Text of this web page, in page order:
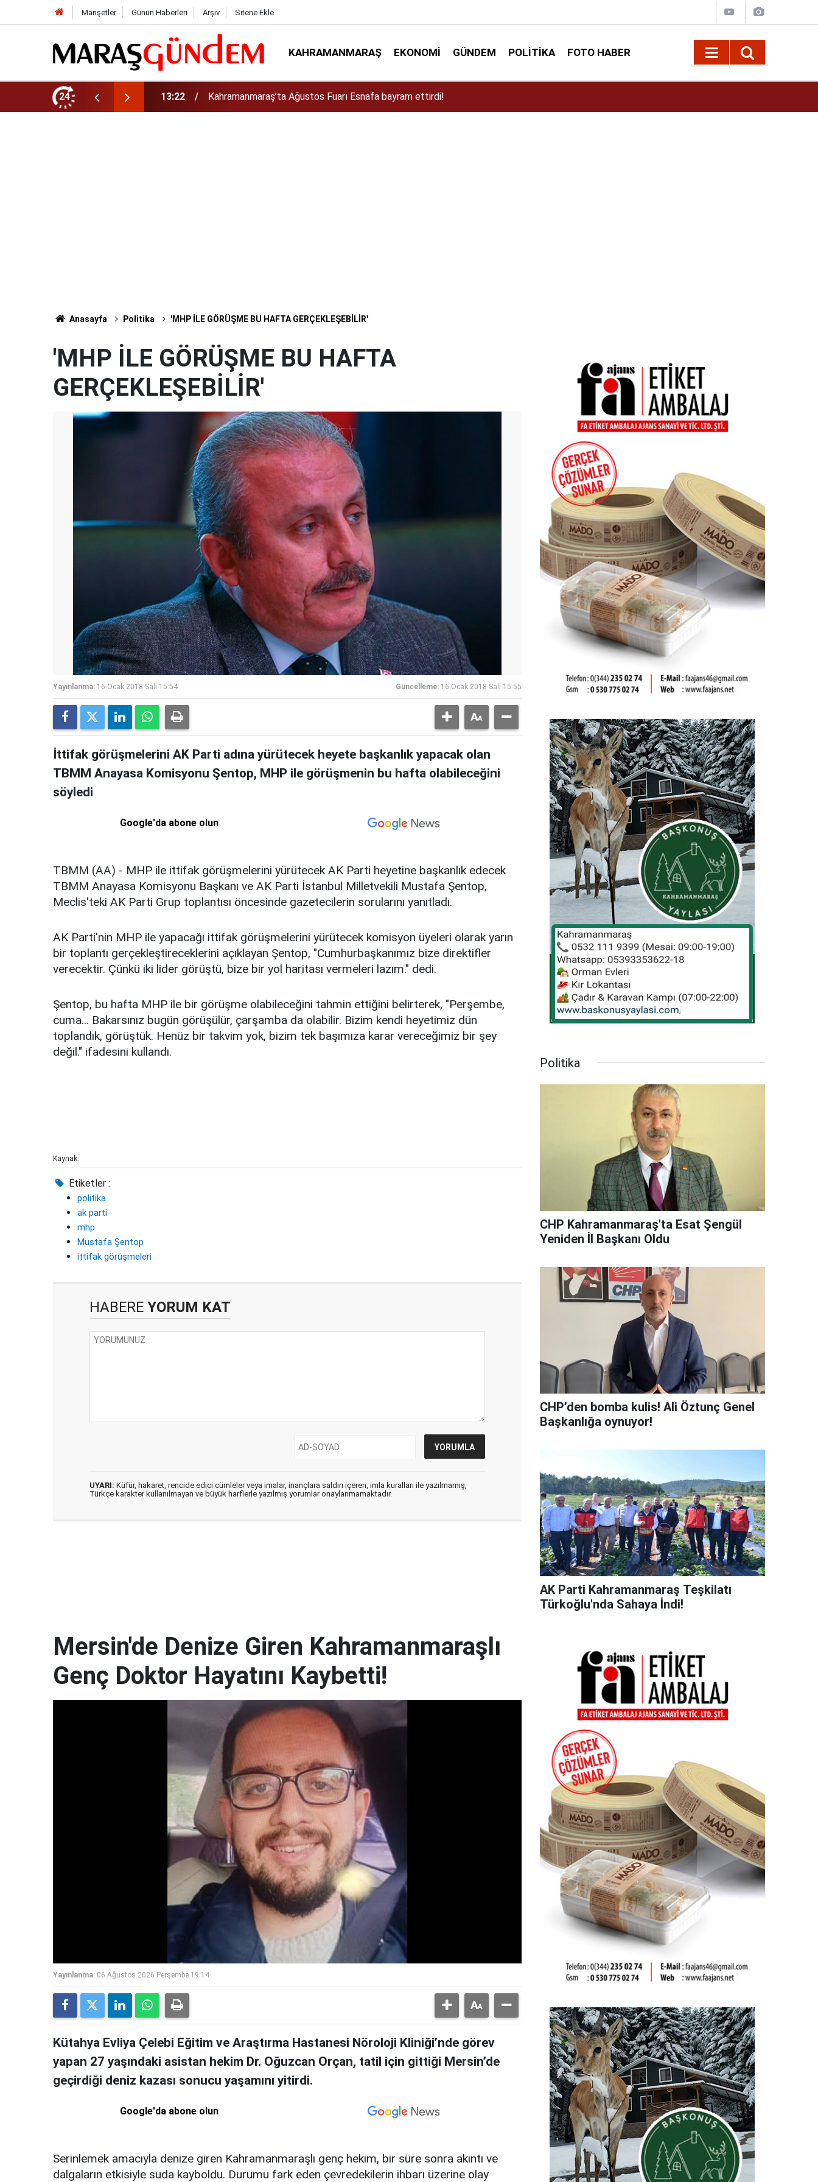
Manşetler Günün Haberleri Arşiv Sitene Ekle
KAHRAMANMARAŞ EKONOMI GÜNDEM POLITIKA FOTO HABER
24 13:17 Kahramanmaraş’ta Dulkadiroğlu Kırsalına 45 Milyonluk Yol Yatırımı!
Anasayfa Politika 'MHP İLE GÖRÜŞME BU HAFTA GERÇEKLEŞEBİLİR'
'MHP İLE GÖRÜŞME BU HAFTA
GERÇEKLEŞEBİLİR'
Yayınlanma: 16 Ocak 2018 Salı 15:54 Güncelleme: 16 Ocak 2018 Salı 15:55
İttifak görüşmelerini AK Parti adına yürütecek heyete başkanlık yapacak olan
TBMM Anayasa Komisyonu Şentop, MHP ile görüşmenin bu hafta olabileceğini
söyledi
Google'da abone olun
TBMM (AA) - MHP ile ittifak görüşmelerini yürütecek AK Parti heyetine başkanlık edecek
TBMM Anayasa Komisyonu Başkanı ve AK Parti İstanbul Milletvekili Mustafa Şentop,
Meclis'teki AK Parti Grup toplantısı öncesinde gazetecilerin sorularını yanıtladı.
AK Parti'nin MHP ile yapacağı ittifak görüşmelerini yürütecek komisyon üyeleri olarak yarın
bir toplantı gerçekleştireceklerini açıklayan Şentop, "Cumhurbaşkanımız bize direktifler
verecektir. Çünkü iki lider görüştü, bize bir yol haritası vermeleri lazım." dedi.
Şentop, bu hafta MHP ile bir görüşme olabileceğini tahmin ettiğini belirterek, "Perşembe,
cuma... Bakarsınız bugün görüşülür, çarşamba da olabilir. Bizim kendi heyetimiz dün
toplandık, görüştük. Henüz bir takvim yok, bizim tek başımıza karar vereceğimiz bir şey
değil." ifadesini kullandı.
Kaynak:
Etiketler :
politika
ak parti
mhp
Mustafa Şentop
ittifak görüşmeleri
HABERE YORUM KAT
UYARI: Küfür, hakaret, rencide edici cümleler veya imalar, inançlara saldırı içeren, imla kuralları ile yazılmamış,
Türkçe karakter kullanılmayan ve büyük harflerle yazılmış yorumlar onaylanmamaktadır.
Politika
CHP Kahramanmaraş'ta Esat Şengül
Yeniden İl Başkanı Oldu
CHP’den bomba kulis! Ali Öztunç Genel
Başkanlığa oynuyor!
AK Parti Kahramanmaraş Teşkilatı
Türkoğlu'nda Sahaya İndi!
Mersin'de Denize Giren Kahramanmaraşlı
Genç Doktor Hayatını Kaybetti!
Yayınlanma: 06 Ağustos 2026 Perşembe 19:14
Kütahya Evliya Çelebi Eğitim ve Araştırma Hastanesi Nöroloji Kliniği’nde görev
yapan 27 yaşındaki asistan hekim Dr. Oğuzcan Orçan, tatil için gittiği Mersin’de
geçirdiği deniz kazası sonucu yaşamını yitirdi.
Google'da abone olun
Serinlemek amacıyla denize giren Kahramanmaraşlı genç hekim, bir süre sonra akıntı ve
dalgaların etkisiyle suda kayboldu. Durumu fark eden çevredekilerin ihbarı üzerine olay